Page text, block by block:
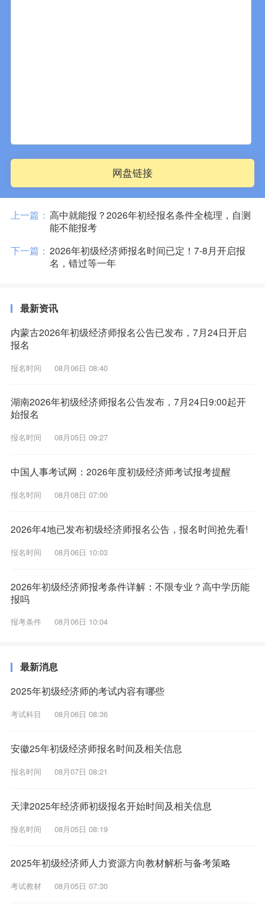
网盘链接
上一篇： 高中就能报？2026年初经报名条件全梳理，自测
能不能报考
下一篇： 2026年初级经济师报名时间已定！7-8月开启报
名，错过等一年
最新资讯
内蒙古2026年初级经济师报名公告已发布，7月24日开启
报名
报名时间 08月06日 08:40
湖南2026年初级经济师报名公告发布，7月24日9:00起开
始报名
报名时间 08月05日 09:27
中国人事考试网：2026年度初级经济师考试报考提醒
报名时间 08月08日 07:00
2026年4地已发布初级经济师报名公告，报名时间抢先看!
报名时间 08月06日 10:03
2026年初级经济师报考条件详解：不限专业？高中学历能
报吗
报考条件 08月06日 10:04
最新消息
2025年初级经济师的考试内容有哪些
考试科目 08月06日 08:36
安徽25年初级经济师报名时间及相关信息
报名时间 08月07日 08:21
天津2025年经济师初级报名开始时间及相关信息
报名时间 08月05日 08:19
2025年初级经济师人力资源方向教材解析与备考策略
考试教材 08月05日 07:30